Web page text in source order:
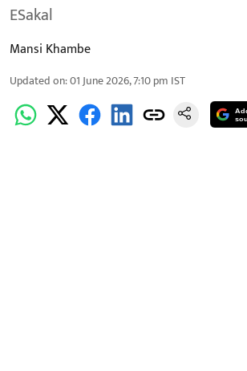
ESakal
Mansi Khambe
Updated on:01 June 2026, 7:10 pm IST